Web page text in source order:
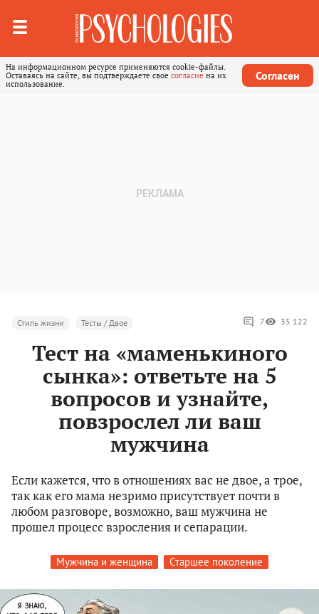
На информационном ресурсе применяются cookie-файлы.
Оставаясь на сайте, вы подтверждаете свое согласие на их
использование.
Согласен
Стиль жизни Тесты / Двое 7 35 122
Тест на «маменькиного
сынка»: ответьте на 5
вопросов и узнайте,
повзрослел ли ваш
мужчина
Если кажется, что в отношениях вас не двое, а трое,
так как его мама незримо присутствует почти в
любом разговоре, возможно, ваш мужчина не
прошел процесс взросления и сепарации.
Мужчина и женщина Старшее поколение